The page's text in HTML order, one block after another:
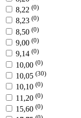
8,22 (0)
8,23 (0)
8,50 (0)
9,00 (0)
9,14 (0)
10,00 (0)
10,05 (30)
10,10 (0)
11,20 (0)
15,60 (0)